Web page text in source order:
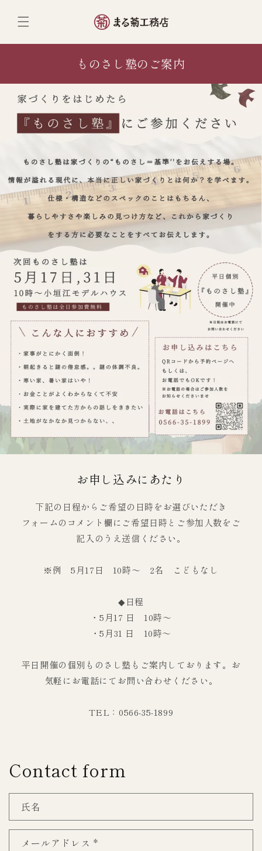
スキッ
プ
ものさし塾のご案内
お申し込みにあたり
下記の日程からご希望の日時をお選びいただき
フォームのコメント欄にご希望日時とご参加人数をご
記入のうえ送信ください。
※例 5月17日 10時〜 2名 こどもなし
◆日程
・5月17 日 10時〜
・5月31 日 10時〜
平日開催の個別ものさし塾もご案内しております。お
気軽にお電話にてお問い合わせください。
TEL：0566-35-1899
Contact form
氏名
メールアドレス *